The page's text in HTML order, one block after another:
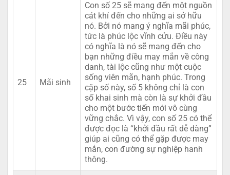
25 Mãi sinh
Con số 25 sẽ mang đến một nguồn
cát khí đến cho những ai sở hữu
nó. Bởi nó mang ý nghĩa mãi phúc,
tức là phúc lộc vĩnh cửu. Điều này
có nghĩa là nó sẽ mang đến cho
bạn những điều may mắn về công
danh, tài lộc cũng như một cuộc
sống viên mãn, hạnh phúc. Trong
cặp số này, số 5 không chỉ là con
số khai sinh mà còn là sự khởi đầu
cho một bước tiến mới vô cùng
vững chắc. Vì vậy, con số 25 có thể
được đọc là “khởi đầu rất dễ dàng”
giúp ai cũng có thể gặp được may
mắn, con đường sự nghiệp hanh
thông.